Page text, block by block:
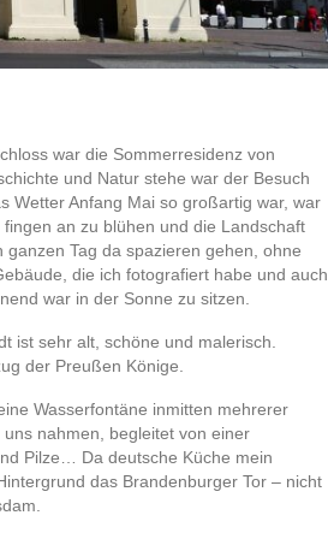
war die Sommerresidenz von
und Natur stehe war der Besuch
Wetter Anfang Mai so großartig war, war
an zu blühen und die Landschaft
Tag da spazieren gehen, ohne
die ich fotografiert habe und auch
war in der Sonne zu sitzen.
ist sehr alt, schöne und malerisch.
der Preußen Könige.
Wasserfontäne inmitten mehrerer
nahmen, begleitet von einer
Pilze… Da deutsche Küche mein
das Brandenburger Tor – nicht